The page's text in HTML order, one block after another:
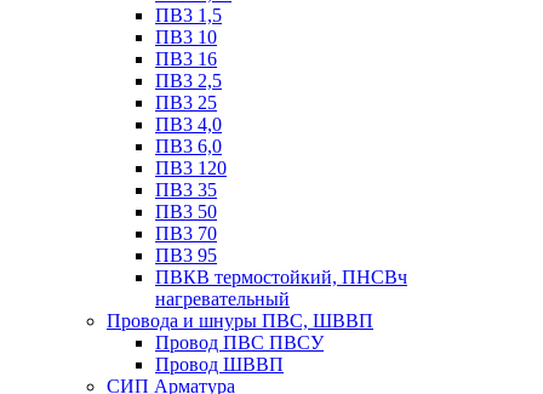
ПВ3 1,5
ПВ3 10
ПВ3 16
ПВ3 2,5
ПВ3 25
ПВ3 4,0
ПВ3 6,0
ПВ3 120
ПВ3 35
ПВ3 50
ПВ3 70
ПВ3 95
ПВКВ термостойкий, ПНСВч
нагревательный
Провода и шнуры ПВС, ШВВП
Провод ПВС ПВСУ
Провод ШВВП
СИП Арматура